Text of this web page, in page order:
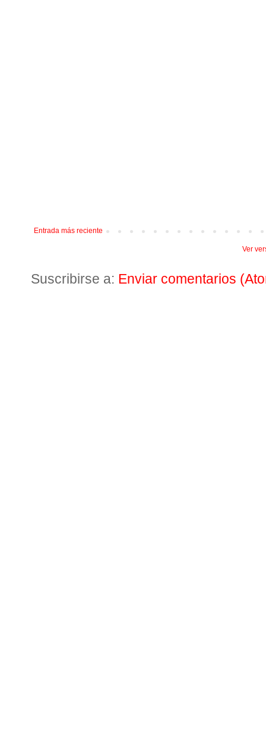
Entrada más reciente
Ver
Suscribirse a: Enviar comentarios